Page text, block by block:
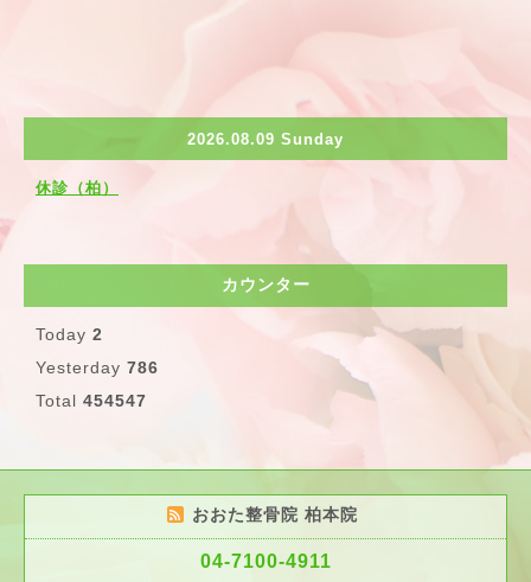
2026.08.09 Sunday
休診（柏）
カウンター
Today 2
Yesterday 786
Total 454547
おおた整骨院 柏本院
04-7100-4911